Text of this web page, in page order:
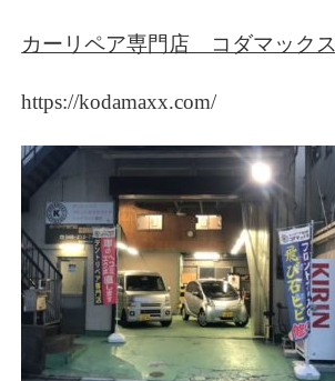
カーリペア専門店 コダマックス
https://kodamaxx.com/